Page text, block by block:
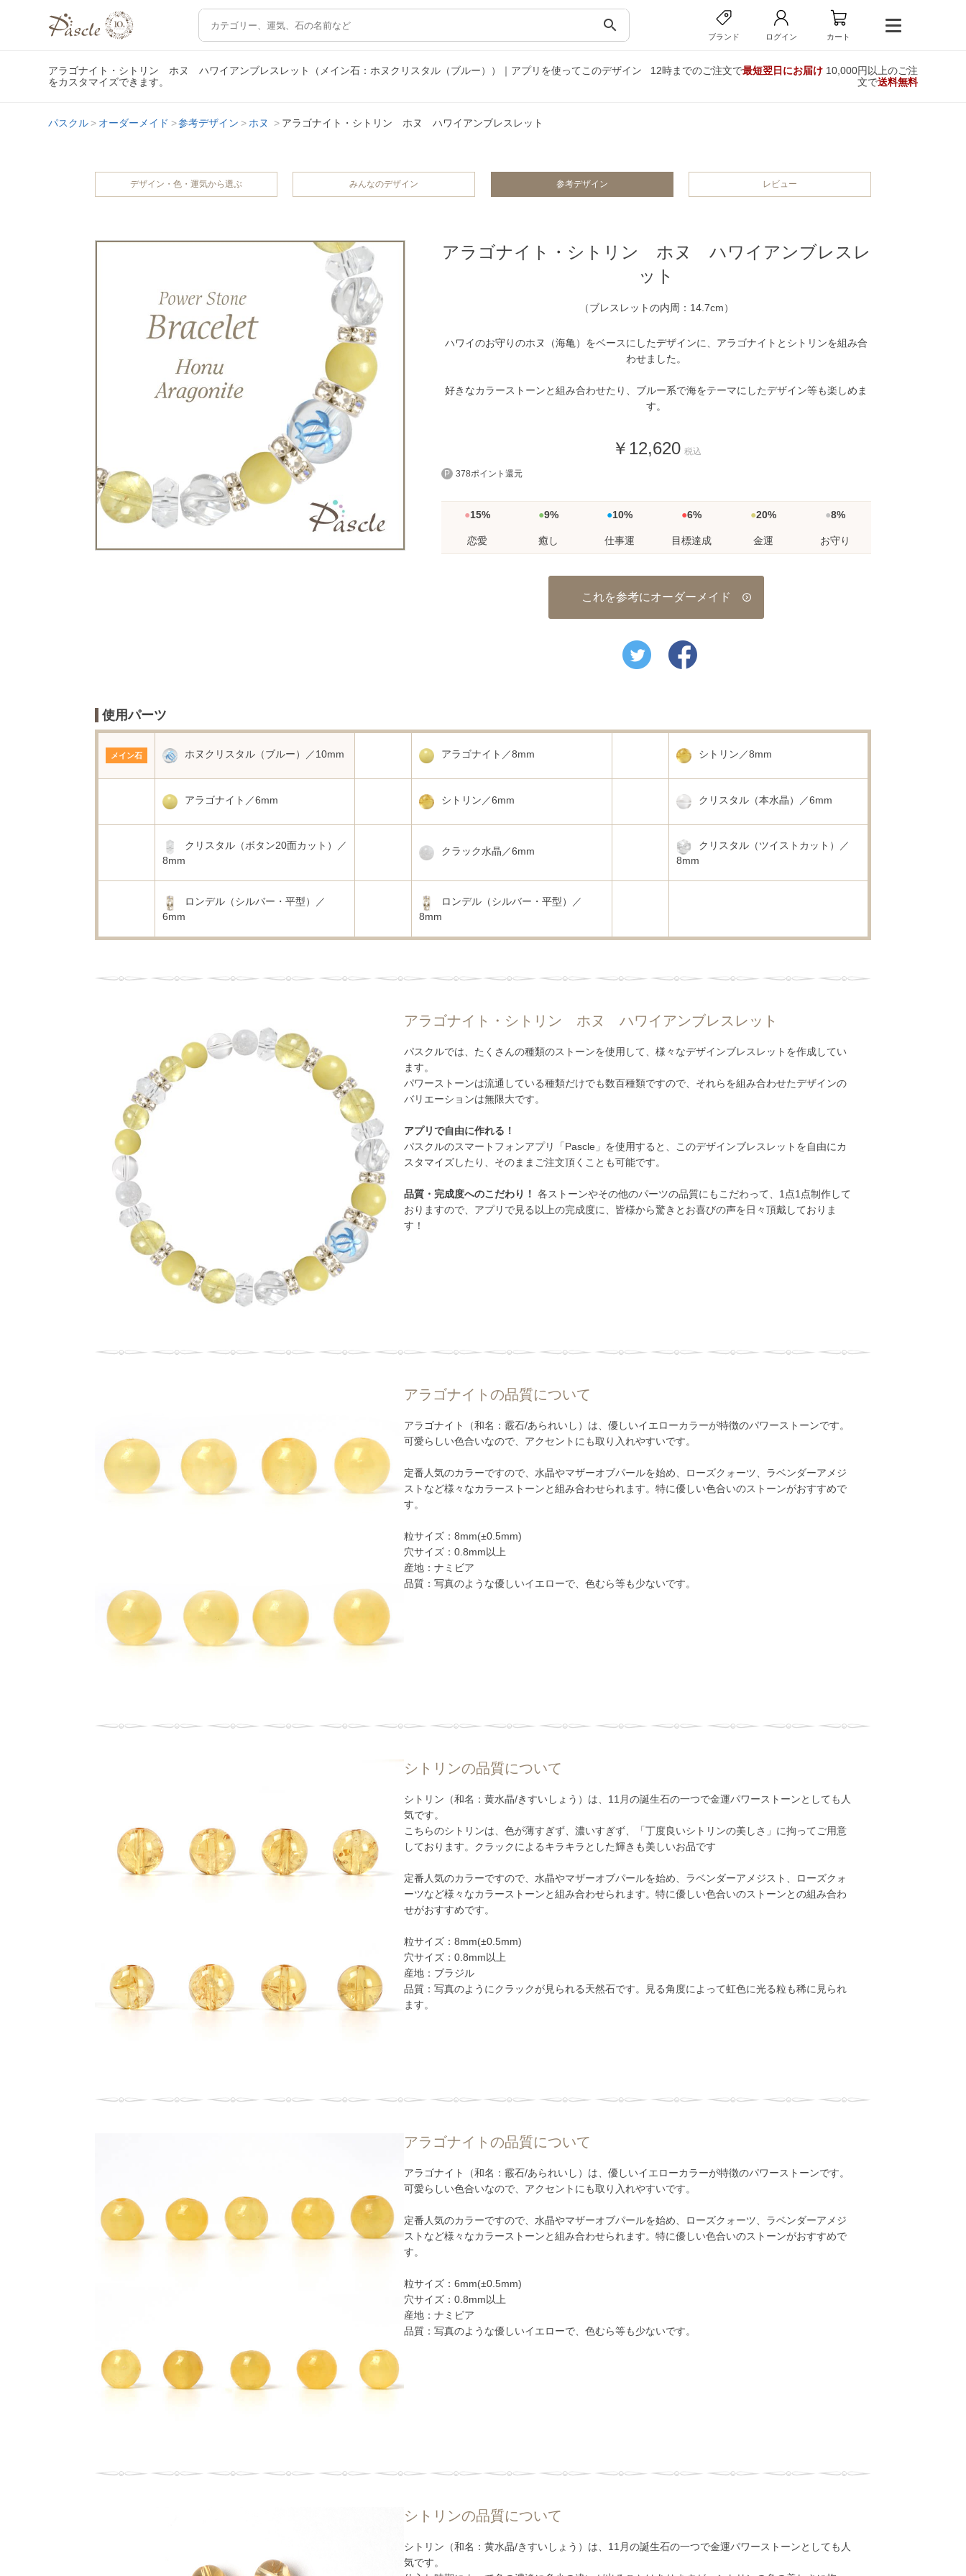
search
ブランド ログイン カート
アラゴナイト・シトリン ホヌ ハワイアンブレスレット（メイン石：ホヌクリスタル（ブルー））｜アプリを使ってこのデザイン
をカスタマイズできます。
12時までのご注文で最短翌日にお届け10,000円以上のご注
文で送料無料
パスクル オーダーメイド 参考デザイン ホヌ アラゴナイト・シトリン ホヌ ハワイアンブレスレット
デザイン・色・運気から選ぶ みんなのデザイン 参考デザイン レビュー
アラゴナイト・シトリン ホヌ ハワイアンブレスレ
ット
（ブレスレットの内周：14.7cm）
ハワイのお守りのホヌ（海亀）をベースにしたデザインに、アラゴナイトとシトリンを組み合
わせました。
好きなカラーストーンと組み合わせたり、ブルー系で海をテーマにしたデザイン等も楽しめま
す。
￥12,620 税込
378ポイント還元
15% 9% 10% 6% 20% 8%
恋愛 癒し 仕事運 目標達成 金運 お守り
これを参考にオーダーメイド
使用パーツ
メイン石 ホヌクリスタル（ブルー）／10mm アラゴナイト／8mm シトリン／8mm
アラゴナイト／6mm シトリン／6mm クリスタル（本水晶）／6mm
クリスタル（ボタン20面カット）／
8mm
クラック水晶／6mm
クリスタル（ツイストカット）／
8mm
ロンデル（シルバー・平型）／
6mm
ロンデル（シルバー・平型）／
8mm
アラゴナイト・シトリン ホヌ ハワイアンブレスレット
パスクルでは、たくさんの種類のストーンを使用して、様々なデザインブレスレットを作成してい
ます。
パワーストーンは流通している種類だけでも数百種類ですので、それらを組み合わせたデザインの
バリエーションは無限大です。
アプリで自由に作れる！
パスクルのスマートフォンアプリ「Pascle」を使用すると、このデザインブレスレットを自由にカ
スタマイズしたり、そのままご注文頂くことも可能です。
品質・完成度へのこだわり！ 各ストーンやその他のパーツの品質にもこだわって、1点1点制作して
おりますので、アプリで見る以上の完成度に、皆様から驚きとお喜びの声を日々頂戴しておりま
す！
アラゴナイトの品質について
アラゴナイト（和名：霰石/あられいし）は、優しいイエローカラーが特徴のパワーストーンです。
可愛らしい色合いなので、アクセントにも取り入れやすいです。
定番人気のカラーですので、水晶やマザーオブパールを始め、ローズクォーツ、ラベンダーアメジ
ストなど様々なカラーストーンと組み合わせられます。特に優しい色合いのストーンがおすすめで
す。
粒サイズ：8mm(±0.5mm)
穴サイズ：0.8mm以上
産地：ナミビア
品質：写真のような優しいイエローで、色むら等も少ないです。
シトリンの品質について
シトリン（和名：黄水晶/きすいしょう）は、11月の誕生石の一つで金運パワーストーンとしても人
気です。
こちらのシトリンは、色が薄すぎず、濃いすぎず、「丁度良いシトリンの美しさ」に拘ってご用意
しております。クラックによるキラキラとした輝きも美しいお品です
定番人気のカラーですので、水晶やマザーオブパールを始め、ラベンダーアメジスト、ローズクォ
ーツなど様々なカラーストーンと組み合わせられます。特に優しい色合いのストーンとの組み合わ
せがおすすめです。
粒サイズ：8mm(±0.5mm)
穴サイズ：0.8mm以上
産地：ブラジル
品質：写真のようにクラックが見られる天然石です。見る角度によって虹色に光る粒も稀に見られ
ます。
アラゴナイトの品質について
アラゴナイト（和名：霰石/あられいし）は、優しいイエローカラーが特徴のパワーストーンです。
可愛らしい色合いなので、アクセントにも取り入れやすいです。
定番人気のカラーですので、水晶やマザーオブパールを始め、ローズクォーツ、ラベンダーアメジ
ストなど様々なカラーストーンと組み合わせられます。特に優しい色合いのストーンがおすすめで
す。
粒サイズ：6mm(±0.5mm)
穴サイズ：0.8mm以上
産地：ナミビア
品質：写真のような優しいイエローで、色むら等も少ないです。
シトリンの品質について
シトリン（和名：黄水晶/きすいしょう）は、11月の誕生石の一つで金運パワーストーンとしても人
気です。